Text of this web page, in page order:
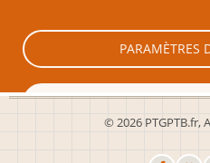
PARAMÈTRES
TOUT
TOUT
Réinitialiser votre mot de
© 2026 PTGPTB.fr,